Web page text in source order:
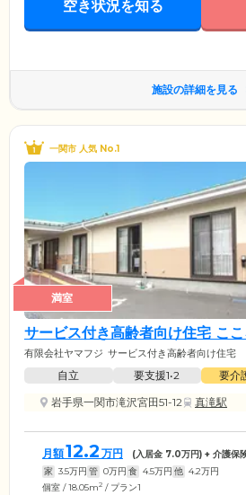
空き状況を知る
施設の詳細を見る
一関市 人気 No.1
満室
サービス付き高齢者向け住宅 こ
有限会社ヤマフジ サービス付き高齢者向け住宅
自立 要支援1•2 要介
岩手県一関市滝沢宮田51-12
真滝駅
月額12.2 万円 (入居金 7.0万円) + 介護保
家 3.5万円 管 0万円 食 4.5万円 他 4.2万円
個室 / 18.05m2 / プラン1